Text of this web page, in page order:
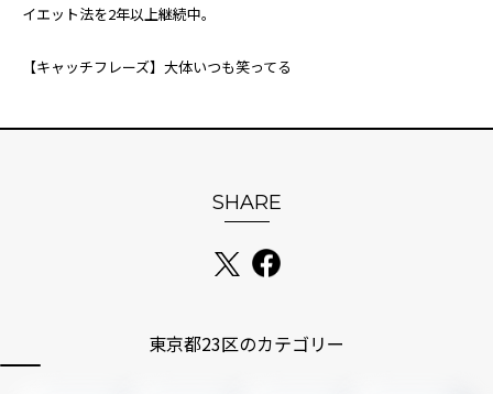
イエット法を2年以上継続中。
【キャッチフレーズ】大体いつも笑ってる
SHARE
東京都23区のカテゴリー